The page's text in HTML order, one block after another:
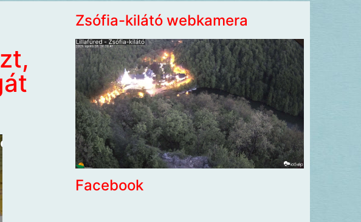
Zsófia-kilátó webkamera
Facebook